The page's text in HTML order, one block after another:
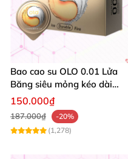
Bao cao su OLO 0.01 Lửa
Băng siêu mỏng kéo dài
thời gian nóng lạnh hộp 10
150.000₫
187.000₫
-20%
(1,278)